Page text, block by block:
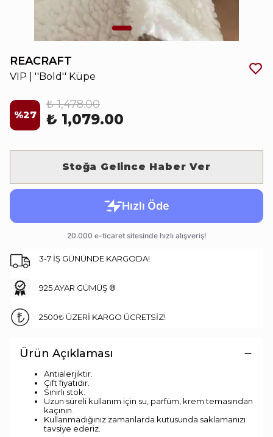
REACRAFT
VIP | ''Bold'' Küpe
%27
₺ 1,478.00
₺ 1,079.00
Stoğa Gelince Haber Ver
3-7 İŞ GÜNÜNDE KARGODA!
925 AYAR GÜMÜŞ ®
2500₺ ÜZERİ KARGO ÜCRETSİZ!
Ürün Açıklaması
Antialerjiktir.
Çift fiyatıdır.
Sınırlı stok.
Uzun süreli kullanım için su, parfüm, krem temasından
kaçının.
Kullanmadığınız zamanlarda kutusunda saklamanızı
tavsiye ederiz.